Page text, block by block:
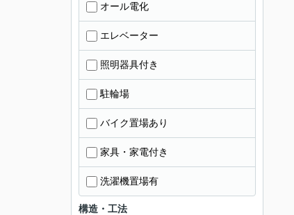
オール電化
エレベーター
照明器具付き
駐輪場
バイク置場あり
家具・家電付き
洗濯機置場有
構造・工法